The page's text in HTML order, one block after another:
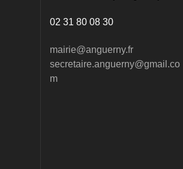
02 31 80 08 30
mairie@anguerny.fr
secretaire.anguerny@gmail.co
m